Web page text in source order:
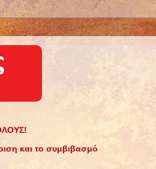
και το συμβιβασμό